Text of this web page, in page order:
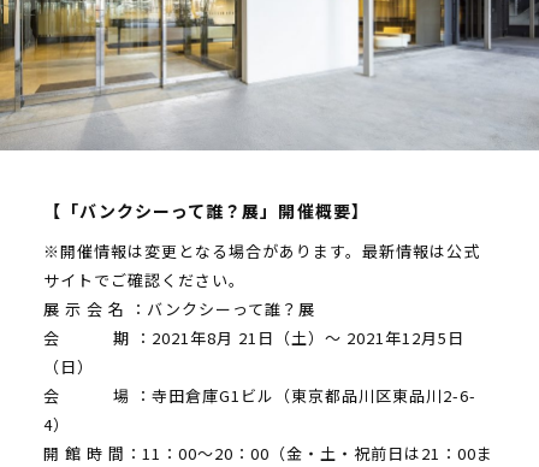
【「バンクシーって誰？展」開催概要】
※開催情報は変更となる場合があります。最新情報は公式
サイトでご確認ください。
展 示 会 名 ：バンクシーって誰？展
会 期 ：2021年8月 21日（土）～ 2021年12月5日
（日）
会 場 ：寺田倉庫G1ビル（東京都品川区東品川2-6-
4）
開 館 時 間：11：00〜20：00（金・土・祝前日は21：00ま